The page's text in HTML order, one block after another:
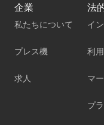
企業
私たちについて
プレス機
求人
法
イ
利
マ
プ